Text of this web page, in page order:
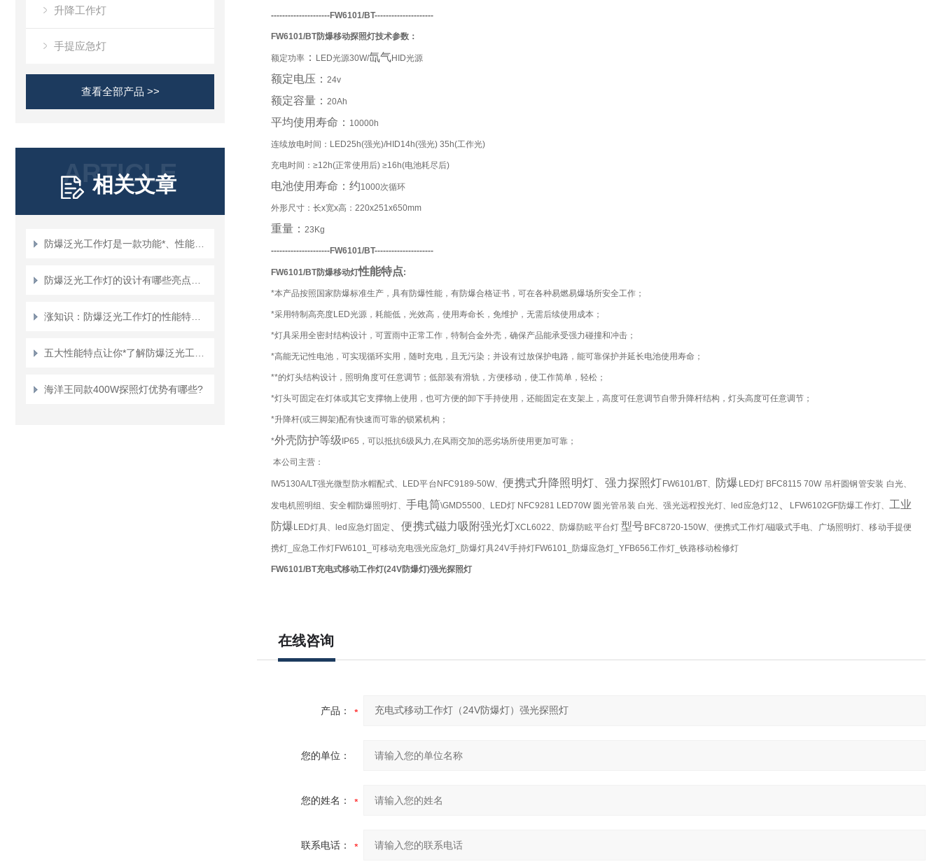
升降工作灯
手提应急灯
查看全部产品 >>
ARTICLE
相关文章
海洋王同款400W探照灯优势有哪些?
---------------------FW6101/BT---------------------
FW6101/BT防爆移动探照灯技术参数：
额定功率： LED光源30W/氙气HID光源
额定电压： 24v
额定容量： 20Ah
平均使用寿命： 10000h
连续放电时间：LED25h(强光)/HID14h(强光) 35h(工作光)
充电时间：≥12h(正常使用后) ≥16h(电池耗尽后)
电池使用寿命：约1000次循环
外形尺寸：长x宽x高：220x251x650mm
重量： 23Kg
---------------------FW6101/BT---------------------
FW6101/BT防爆移动灯性能特点:
*本产品按照国家防爆标准生产，具有防爆性能，有防爆合格证书，可在各种易燃易爆场所安全工作；
*采用特制高亮度LED光源，耗能低，光效高，使用寿命长，免维护，无需后续使用成本；
*灯具采用全密封结构设计，可置雨中正常工作，特制合金外壳，确保产品能承受强力碰撞和冲击；
*高能无记性电池，可实现循环实用，随时充电，且无污染；并设有过放保护电路，能可靠保护并延长电池使用寿命；
**的灯头结构设计，照明角度可任意调节；低部装有滑轨，方便移动，使工作简单，轻松；
*灯头可固定在灯体或其它支撑物上使用，也可方便的卸下手持使用，还能固定在支架上，高度可任意调节自带升降杆结构，灯头高度可任意调节；
*升降杆(或三脚架)配有快速而可靠的锁紧机构；
*外壳防护等级 IP65，可以抵抗6级风力,在风雨交加的恶劣场所使用更加可靠；
本公司主营：
IW5130A/LT强光微型防水帽配式、LED平台NFC9189-50W、便携式升降照明灯、强力探照灯 FW6101/BT、 防爆 LED灯 BFC8115 70W 吊杆圆钢管安装 白光、
发电机照明组、安全帽防爆照明灯、手电筒\GMD5500、LED灯 NFC9281 LED70W 圆光管吊装 白光、强光远程投光灯、led应急灯12 LFW6102GF防爆工作灯、 工业
防爆 LED灯具、led应急灯固定 、便携式磁力吸附强光灯XCL6022、防爆防眩平台灯型号 BFC8720-150W、便携式工作灯/磁吸式手电、广场照明灯、移动手提便
携灯_应急工作灯FW6101_可移动充电强光应急灯_防爆灯具24V手持灯FW6101_防爆应急灯_YFB656工作灯_铁路移动检修灯
FW6101/BT充电式移动工作灯(24V防爆灯)强光探照灯
在线咨询
产品：
您的单位：
您的姓名：
联系电话：